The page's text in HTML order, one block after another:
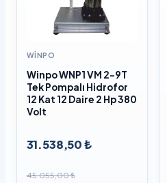
WINPO
Winpo WNP1 VM 2-9T
Tek Pompalı Hidrofor
12 Kat 12 Daire 2 Hp 380
Volt
31.538,50 ₺
45.055,00 ₺